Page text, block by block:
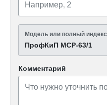
Модель или полный индекс
ПрофКиП МСР-63/1
Комментарий